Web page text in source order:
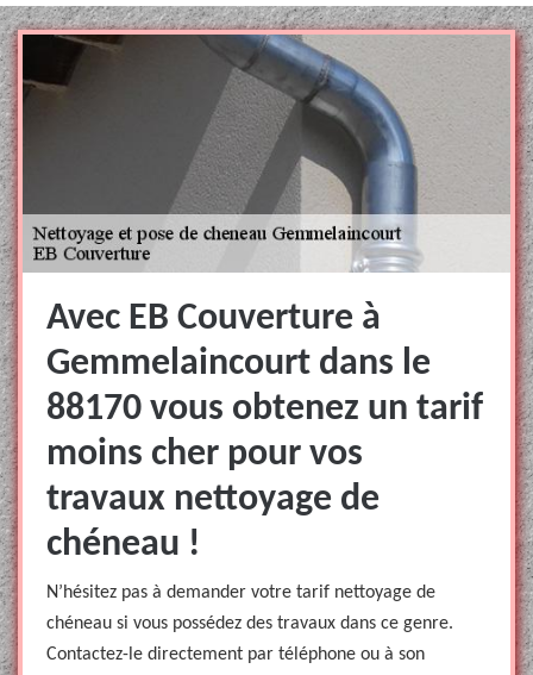
Avec EB Couverture à
Gemmelaincourt dans le
88170 vous obtenez un tarif
moins cher pour vos
travaux nettoyage de
chéneau !
N’hésitez pas à demander votre tarif nettoyage de
chéneau si vous possédez des travaux dans ce genre.
Contactez-le directement par téléphone ou à son